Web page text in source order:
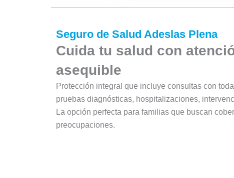
Seguro de Salud Adeslas Plena
Cuida tu salud con
asequible
Protección integral que incluye consultas con
pruebas diagnósticas, hospitalizaciones,
La opción perfecta para familias que buscan
preocupaciones.